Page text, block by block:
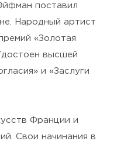
поставил
Народный артист
«Золотая
высшей
и «Заслуги
Франции и
Свои начинания в